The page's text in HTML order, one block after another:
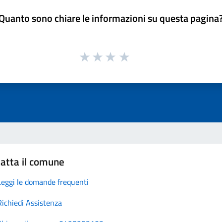
sono chiare le informazioni su questa
il comune
le domande frequenti
Assistenza